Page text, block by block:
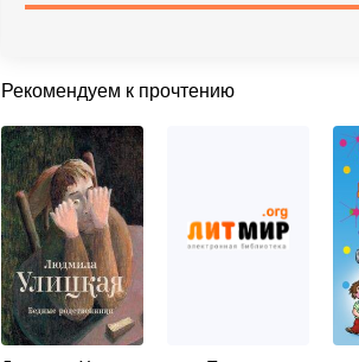
Рекомендуем к прочтению